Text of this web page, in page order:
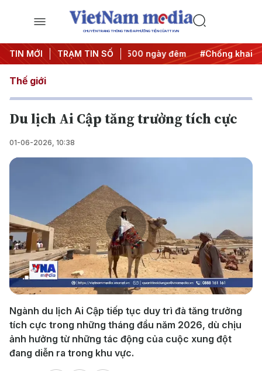
CHUYÊN TRANG THÔNG TIN ĐA PHƯƠNG TIỆN CỦA TTXVN
TIN MỚI TRẠM TIN SỐ
động #Chiến dịch 500 ngày đêm #Chống khai thác IUU
Thế giới
Du lịch Ai Cập tăng trưởng tích cực
01-06-2026, 10:38
Play
Video
Ngành du lịch Ai Cập tiếp tục duy trì đà tăng trưởng
tích cực trong những tháng đầu năm 2026, dù chịu
ảnh hưởng từ những tác động của cuộc xung đột
đang diễn ra trong khu vực.